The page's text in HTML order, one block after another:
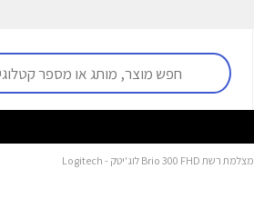
מצלמת רשת Brio 300 FHD לוג'יטק - Logitech